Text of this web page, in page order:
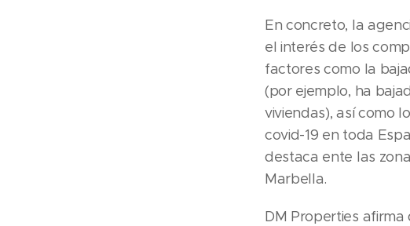
En concreto, la
el interés de los
factores como la
(por ejemplo, ha
viviendas), así como
covid-19 en toda
destaca ente las
Marbella.
DM Properties